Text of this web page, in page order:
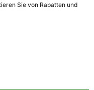
Sie von Rabatten und